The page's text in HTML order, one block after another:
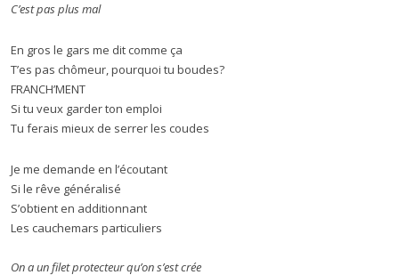
C’est pas plus mal
En gros le gars me dit comme ça
T’es pas chômeur, pourquoi tu boudes?
FRANCH’MENT
Si tu veux garder ton emploi
Tu ferais mieux de serrer les coudes
Je me demande en l’écoutant
Si le rêve généralisé
S’obtient en additionnant
Les cauchemars particuliers
On a un filet protecteur qu’on s’est crée